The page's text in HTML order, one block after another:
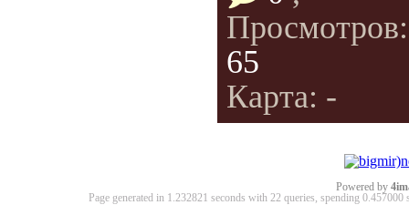
65
Карта: -
Powered by
Page generated in 1.232821 seconds with 22 queries, spending